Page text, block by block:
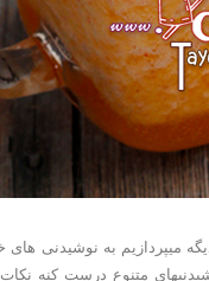
میپردازیم به
متنوع درست کنه